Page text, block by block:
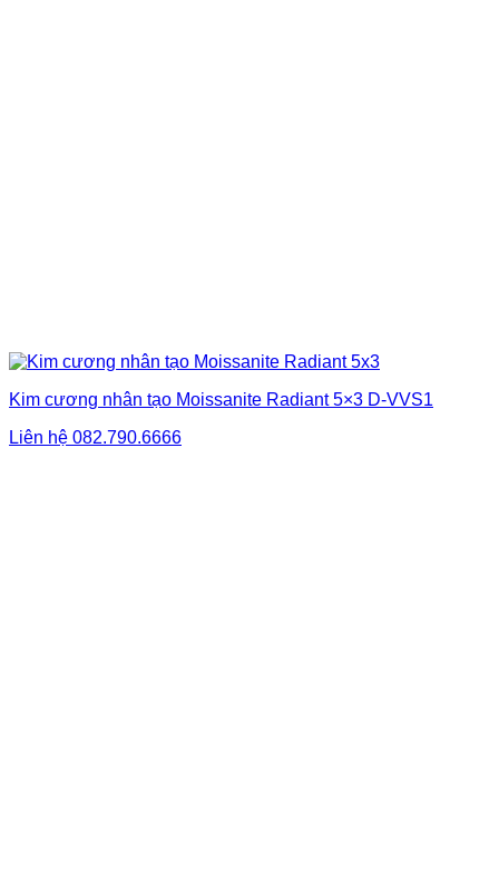
Kim cương nhân tạo Moissanite Radiant 5×3 D-VVS1
Liên hệ 082.790.6666